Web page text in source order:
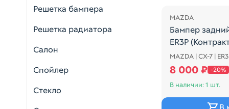
Решетка бампера
Решетка радиатора
Салон
Спойлер
Стекло
MAZDA
Бампер
ER3P
1-Я МОДЕЛЬ
MAZDA | CX-7 |
8 000 ₽ -20%
В наличии: 1 шт.